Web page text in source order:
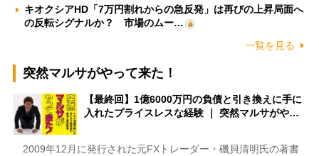
キオクシアHD「7万円割れからの急反発」は再びの上昇局面へ
の反転シグナルか？ 市場のムー…
一覧を見る
突然マルサがやって来た！
【最終回】1億6000万円の負債と引き換えに手に
入れたプライスレスな経験 ｜ 突然マルサがや…
2009年12月に発行された元FXトレーダー・磯貝清明氏の著書